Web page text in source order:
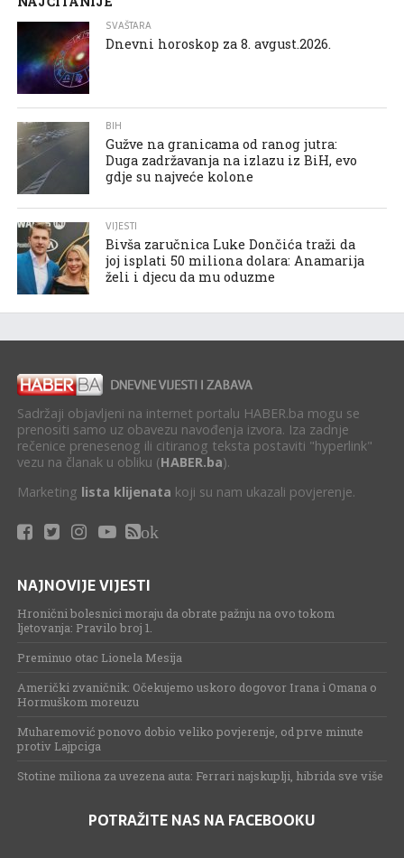
SVAŠTARA
Dnevni horoskop za 8. avgust.2026.
BIH
Gužve na granicama od ranog jutra:
Duga zadržavanja na izlazu iz BiH, evo
gdje su najveće kolone
VIJESTI
Bivša zaručnica Luke Dončića traži da
joj isplati 50 miliona dolara: Anamarija
želi i djecu da mu oduzme
Sadržaji objavljeni na internet portalu HABER.ba mogu se
prenositi samo uz obavezu navođenja izvora. Iza zadnje
rečenice prenesenog ili citiranog teksta postaviti "hyperlink"
vezu na članak u obliku (HABER.ba).
Marketing lista klijenata koji su nam ukazali povjerenje.
ok
NAJNOVIJE VIJESTI
Hronični bolesnici moraju da obrate pažnju na ovo tokom
ljetovanja: Pravilo broj 1.
Preminuo otac Lionela Mesija
Američki zvaničnik: Očekujemo uskoro dogovor Irana i Omana o
Hormuškom moreuzu
Muharemović ponovo dobio veliko povjerenje, od prve minute
protiv Lajpciga
Stotine miliona za uvezena auta: Ferrari najskuplji, hibrida sve više
POTRAŽITE NAS NA FACEBOOKU